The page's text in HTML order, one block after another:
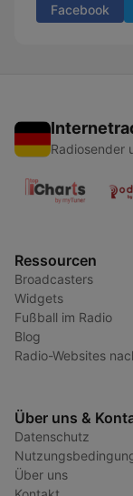
Facebook
Radiosender
Ressourcen
Broadcasters
Widgets
Fußball im Radio
Blog
Radio-Websites
Über uns &
Datenschutz
Über uns